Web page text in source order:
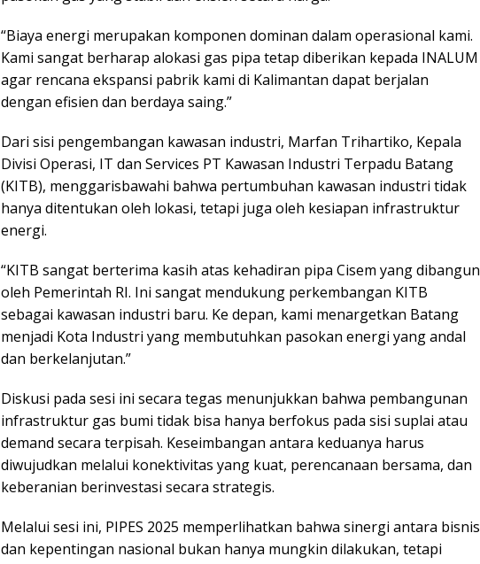
“Biaya energi merupakan komponen dominan dalam operasional kami.
Kami sangat berharap alokasi gas pipa tetap diberikan kepada INALUM
agar rencana ekspansi pabrik kami di Kalimantan dapat berjalan
dengan efisien dan berdaya saing.”
Dari sisi pengembangan kawasan industri, Marfan Trihartiko, Kepala
Divisi Operasi, IT dan Services PT Kawasan Industri Terpadu Batang
(KITB), menggarisbawahi bahwa pertumbuhan kawasan industri tidak
hanya ditentukan oleh lokasi, tetapi juga oleh kesiapan infrastruktur
energi.
“KITB sangat berterima kasih atas kehadiran pipa Cisem yang dibangun
oleh Pemerintah RI. Ini sangat mendukung perkembangan KITB
sebagai kawasan industri baru. Ke depan, kami menargetkan Batang
menjadi Kota Industri yang membutuhkan pasokan energi yang andal
dan berkelanjutan.”
Diskusi pada sesi ini secara tegas menunjukkan bahwa pembangunan
infrastruktur gas bumi tidak bisa hanya berfokus pada sisi suplai atau
demand secara terpisah. Keseimbangan antara keduanya harus
diwujudkan melalui konektivitas yang kuat, perencanaan bersama, dan
keberanian berinvestasi secara strategis.
Melalui sesi ini, PIPES 2025 memperlihatkan bahwa sinergi antara bisnis
dan kepentingan nasional bukan hanya mungkin dilakukan, tetapi